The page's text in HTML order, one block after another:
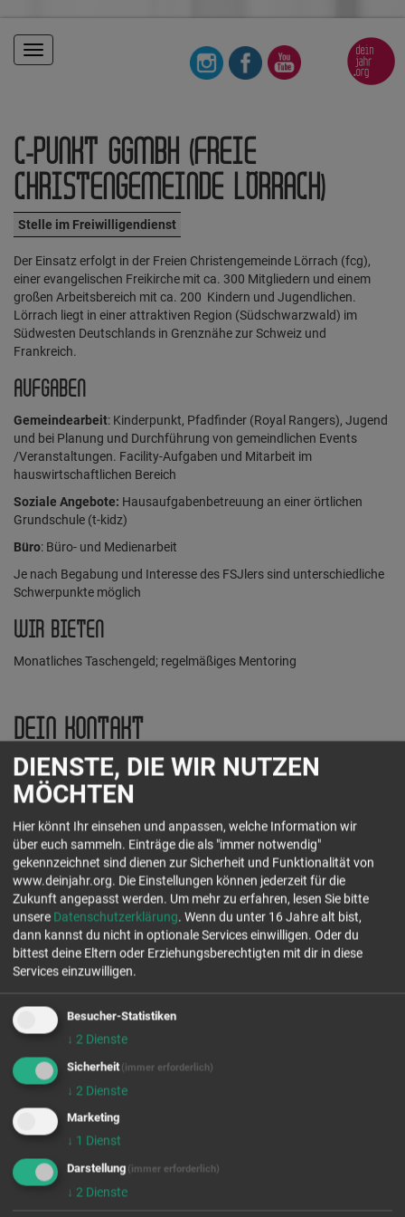
Toggle
navigation
C-PUNKT GGMBH (FREIE
CHRISTENGEMEINDE LÖRRACH)
Stelle im Freiwilligendienst
Der Einsatz erfolgt in der Freien Christengemeinde Lörrach (fcg),
einer evangelischen Freikirche mit ca. 300 Mitgliedern und einem
großen Arbeitsbereich mit ca. 200 Kindern und Jugendlichen.
Lörrach liegt in einer attraktiven Region (Südschwarzwald) im
Südwesten Deutschlands in Grenznähe zur Schweiz und
Frankreich.
AUFGABEN
Gemeindearbeit: Kinderpunkt, Pfadfinder (Royal Rangers), Jugend
und bei Planung und Durchführung von gemeindlichen Events
/Veranstaltungen. Facility-Aufgaben und Mitarbeit im
hauswirtschaftlichen Bereich
Soziale Angebote: Hausaufgabenbetreuung an einer örtlichen
Grundschule (t-kidz)
Büro: Büro- und Medienarbeit
Je nach Begabung und Interesse des FSJlers sind unterschiedliche
Schwerpunkte möglich
WIR BIETEN
Monatliches Taschengeld; regelmäßiges Mentoring
DEIN KONTAKT
C-Punkt gGmbH (Freie Christengemeinde Lörrach)
Arndtstr. 5
79539 Lörrach
Tel.: 07621 44747
www.c-punkt.net
Jetzt Kontakt aufnehmen
Stelle ab 18!
freie Plätze Jahrgang 27/28
Stellenanzahl 1
EINSATZFELDER
DIENSTE, DIE WIR NUTZEN
MÖCHTEN
Hier könnt Ihr einsehen und anpassen, welche Information wir
über euch sammeln. Einträge die als "immer notwendig"
gekennzeichnet sind dienen zur Sicherheit und Funktionalität von
www.deinjahr.org. Die Einstellungen können jederzeit für die
Zukunft angepasst werden. Um mehr zu erfahren, lesen Sie bitte
unsere Datenschutzerklärung. Wenn du unter 16 Jahre alt bist,
dann kannst du nicht in optionale Services einwilligen. Oder du
bittest deine Eltern oder Erziehungsberechtigten mit dir in diese
Services einzuwilligen.
Besucher-Statistiken
↓ 2 Dienste
Sicherheit (immer erforderlich)
↓ 2 Dienste
Marketing
↓ 1 Dienst
Darstellung (immer erforderlich)
↓ 2 Dienste